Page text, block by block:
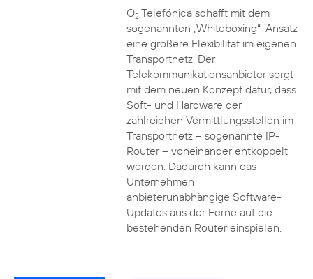
O2Telefónica schafft mit dem
sogenannten „Whiteboxing“-Ansatz
eine größere Flexibilität im eigenen
Transportnetz. Der
Telekommunikationsanbieter sorgt
mit dem neuen Konzept dafür, dass
Soft- und Hardware der
zahlreichen Vermittlungsstellen im
Transportnetz – sogenannte IP-
Router – voneinander entkoppelt
werden. Dadurch kann das
Unternehmen
anbieterunabhängige Software-
Updates aus der Ferne auf die
bestehenden Router einspielen.